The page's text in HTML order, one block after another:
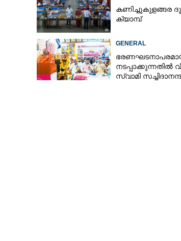
കണിച്ചുകുളങ്ങര
ക്യാമ്പ്
GENERAL
നടപ്പാക്കുന്നതിൽ
സ്വാമി സച്ചിദാനന്ദ